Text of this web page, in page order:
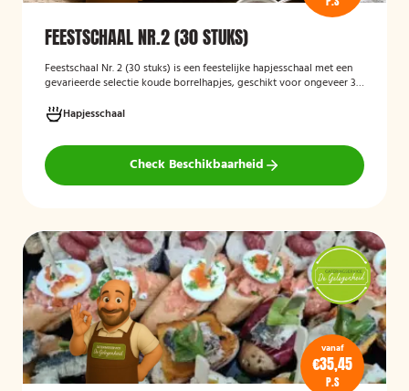
FEESTSCHAAL NR.2 (30 STUKS)
Feestschaal Nr. 2 (30 stuks) is een feestelijke hapjesschaal met een
gevarieerde selectie koude borrelhapjes, geschikt voor ongeveer 30
feestelijke gelegenheden en biedt een gemakkelijke, kant-en-klare
oplossing voor het serveren van smakelijke hapjes aan uw gasten.
Hapjesschaal
Check Beschikbaarheid
vanaf
€35,45
P.S